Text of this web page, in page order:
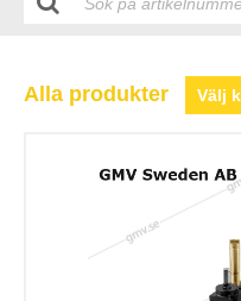
Alla produkter